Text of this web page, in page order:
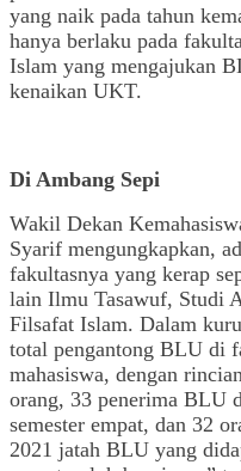
yang naik pada tahun
hanya berlaku pada
Islam yang mengajukan
kenaikan UKT.
Di Ambang Sepi
Wakil Dekan
Syarif mengungkapkan,
fakultasnya yang kerap
lain Ilmu Tasawuf, Studi
Filsafat Islam. Dalam
total pengantong BLU di
mahasiswa, dengan
orang, 33 penerima BLU
semester empat, dan 32
2021 jatah BLU yang